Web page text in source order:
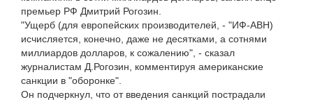
премьер РФ Дмитрий Рогозин.
"Ущерб (для европейских производителей, - "ИФ-АВН)
исчисляется, конечно, даже не десятками, а сотнями
миллиардов долларов, к сожалению", - сказал
журналистам Д.Рогозин, комментируя американские
санкции в "оборонке".
Он подчеркнул, что от введения санкций пострадали